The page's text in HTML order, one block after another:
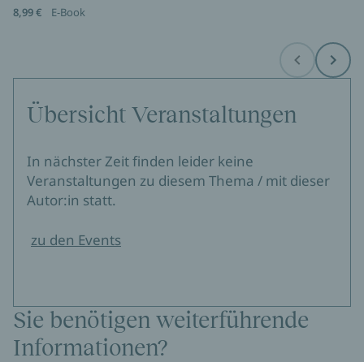
8,99 €
E-Book
Before Next
Übersicht Veranstaltungen
In nächster Zeit finden leider keine
Veranstaltungen zu diesem Thema / mit dieser
Autor:in statt.
zu den Events
Sie benötigen weiterführende
Informationen?